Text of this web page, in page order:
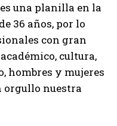
una planilla en la
36 años, por lo
con gran
cultura,
hombres y mujeres
orgullo nuestra